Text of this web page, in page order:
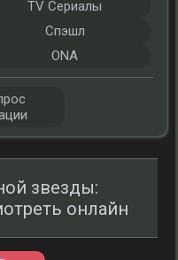
звезды:
онлайн
TV Сериалы
Спэшл
ONA